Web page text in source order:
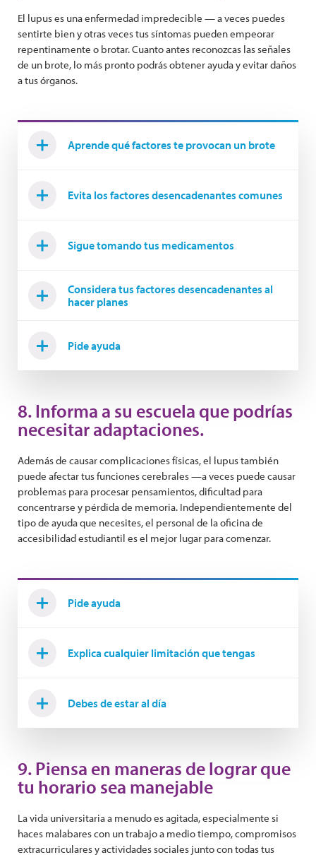
El lupus es una enfermedad impredecible — a veces puedes
sentirte bien y otras veces tus síntomas pueden empeorar
repentinamente o brotar. Cuanto antes reconozcas las señales
de un brote, lo más pronto podrás obtener ayuda y evitar daños
a tus órganos.
Aprende qué factores te provocan un brote
Evita los factores desencadenantes comunes
Sigue tomando tus medicamentos
Considera tus factores desencadenantes al
hacer planes
Pide ayuda
8. Informa a su escuela que podrías
necesitar adaptaciones.
Además de causar complicaciones físicas, el lupus también
puede afectar tus funciones cerebrales —a veces puede causar
problemas para procesar pensamientos, dificultad para
concentrarse y pérdida de memoria. Independientemente del
tipo de ayuda que necesites, el personal de la oficina de
accesibilidad estudiantil es el mejor lugar para comenzar.
Pide ayuda
Explica cualquier limitación que tengas
Debes de estar al día
9. Piensa en maneras de lograr que
tu horario sea manejable
La vida universitaria a menudo es agitada, especialmente si
haces malabares con un trabajo a medio tiempo, compromisos
extracurriculares y actividades sociales junto con todas tus